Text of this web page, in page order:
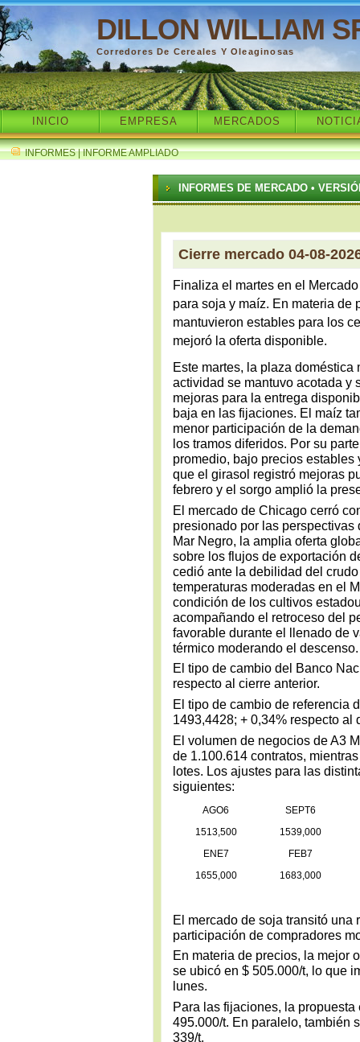
DILLON WILLIAM
Corredores De Cereales Y Oleaginosas
INICIO EMPRESA MERCADOS
INFORMES | INFORME AMPLIADO
INFORMES DE MERCADO •
Cierre mercado 04-08-
Finaliza el martes en el
para soja y maíz. En materia de
mantuvieron estables para los
mejoró la oferta disponible.
Este martes, la plaza
actividad se mantuvo acotada y
mejoras para la entrega
baja en las fijaciones. El maíz
menor participación de la
los tramos diferidos. Por su
promedio, bajo precios
que el girasol registró mejoras
febrero y el sorgo amplió la
El mercado de Chicago cerró
presionado por las
Mar Negro, la amplia oferta
sobre los flujos de exportación
cedió ante la debilidad del
temperaturas moderadas en el
condición de los cultivos
acompañando el retroceso del
favorable durante el llenado de
térmico moderando el descenso.
El tipo de cambio del Banco
respecto al cierre anterior.
El tipo de cambio de referencia
1493,4428; + 0,34% respecto al
El volumen de negocios de A3
de 1.100.614 contratos,
lotes. Los ajustes para las
siguientes:
AGO6
SEPT6
1513,500
1539,000
ENE7
FEB7
1655,000
1683,000
El mercado de soja transitó una
participación de compradores
En materia de precios, la mejor
se ubicó en $ 505.000/t, lo que
lunes.
Para las fijaciones, la
495.000/t. En paralelo, también
339/t.